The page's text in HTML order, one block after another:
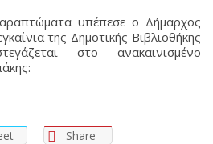
υπέπεσε ο Δήμαρχος
της Δημοτικής Βιβλιοθήκης
στο ανακαινισμένο
Share